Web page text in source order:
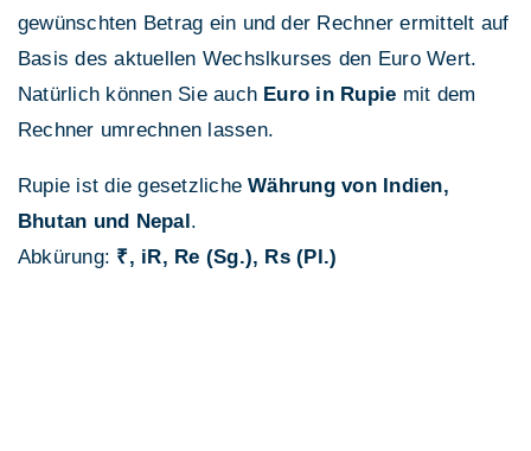
gewünschten Betrag ein und der Rechner ermittelt auf
Basis des aktuellen Wechslkurses den Euro Wert.
Natürlich können Sie auch Euro in Rupie mit dem
Rechner umrechnen lassen.
Rupie ist die gesetzlicheWährung von Indien,
Bhutan und Nepal.
Abkürung: ₹, iR, Re (Sg.), Rs (Pl.)